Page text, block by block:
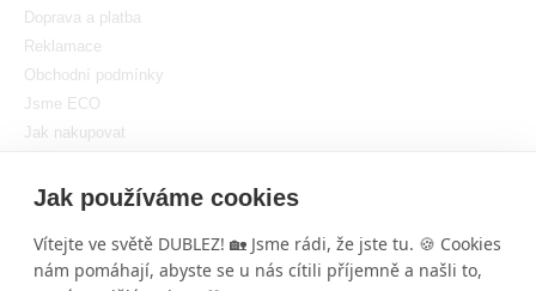
Jak používáme cookies
Vítejte ve světě DUBLEZ! 🏡 Jsme rádi, že jste tu. 🍪 Cookies
nám pomáhají, abyste se u nás cítili příjemně a našli to,
Doprava a platba
Reklamace
Obchodní podmínky
Jsme ECO
Jak nakupovat
Nastavit cookies